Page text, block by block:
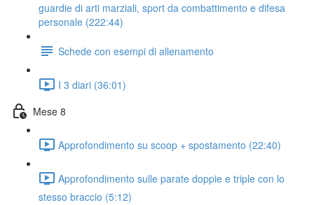
guardie di arti marziali, sport da combattimento e difesa
personale (222:44)
Schede con esempi di allenamento
I 3 diari (36:01)
Mese 8
Approfondimento su scoop + spostamento (22:40)
Approfondimento sulle parate doppie e triple con lo
stesso braccio (5:12)